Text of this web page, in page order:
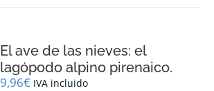
El ave de las nieves: el
lagópodo alpino pirenaico.
9,96€ IVA incluido